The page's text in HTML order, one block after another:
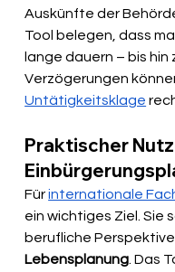
Auskünfte der
Tool belegen, dass
lange dauern – bis hin
Verzögerungen
Untätigkeitsklage
Praktischer
Für internationale
ein wichtiges Ziel.
berufliche
Lebensplanung . Das